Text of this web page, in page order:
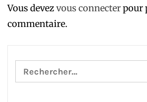
Vous devezvous connecterpour
commentaire.
Rechercher :